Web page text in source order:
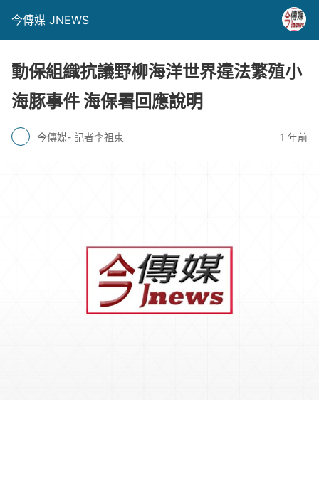
今傳媒 JNEWS
動保組織抗議野柳海洋世界違法繁殖小
海豚事件 海保署回應說明
今傳媒- 記者李祖東 1 年前